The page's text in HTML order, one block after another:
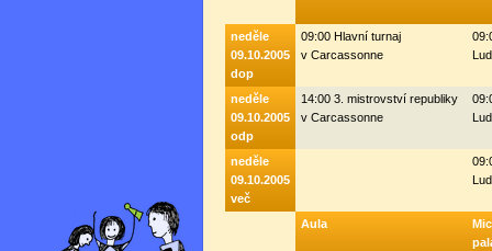
neděle
09.10.2005
dop
09:00 Hlavní turnaj
v Carcassonne
neděle
09.10.2005
odp
14:00 3. mistrovství republiky
v Carcassonne
neděle
09.10.2005
več
Aula